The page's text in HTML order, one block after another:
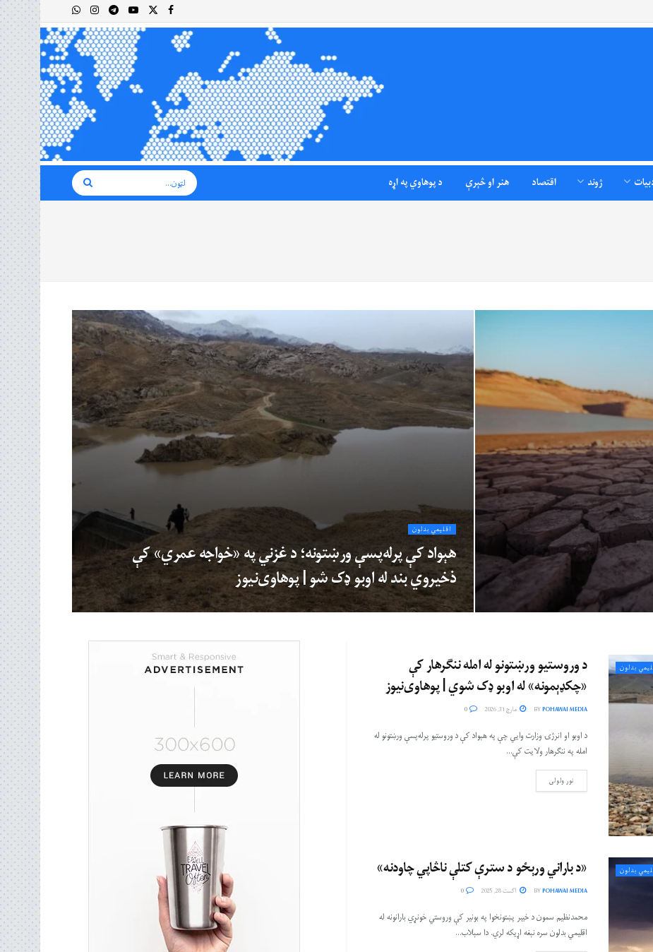
ژوند اقتصاد هنر او څېرې د پوهاوي په اړه
اقلیمي بدلون
هېواد کې پرله‌پسې ورښتونه؛ د غزني په «خواجه‌ عمري» کې
ذخیروي بند له اوبو ډک شو | پوهاوی‌نیوز
بدلون
د وروستیو ورښتونو له امله ننګرهار کې
«چکډېمونه» له اوبو ډک شوي | پوهاوی‌نیوز
BYPOHAWAI MEDIA مارچ 31, 2026 0
د اوبو او انرژۍ وزارت وایي چې په هېواد کې د وروستیو پرله‌پسې ورښتونو له
امله په ننګرهار ولایت کې...
نور ولولی
بدلون «د باراني ورېځو د سترې کتلې ناڅاپي چاودنه»
BYPOHAWAI MEDIA اگست 28, 2025 0
محمدنظیم سمون د خیبر پښتونخوا په بونیر کې وروستي خونړي بارانونه له
اقلیمي بدلون سره نېغه اړیکه لري. دا سېلاب...